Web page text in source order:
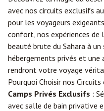
avec nos circuits exclusifs
pour les voyageurs
confort, nos expériences
beauté brute du Sahara à
hébergements privés et
rendront votre voyage
Pourquoi Choisir nos
Camps Privés Exclusifs :
avec salle de bain privative